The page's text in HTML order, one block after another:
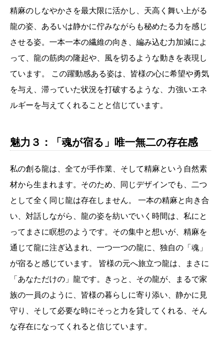
精麻のしなやかさを最大限に活かし、天高く舞い上がる
龍の姿、あるいは静かに佇みながらも秘めたる力を感じ
させる姿。一本一本の繊維の向き、編み込む力加減によ
って、龍の筋肉の隆起や、風を切るような動きを表現し
ています。 この躍動感ある姿は、皆様の心に希望や勇気
を与え、滞っていた状況を打破するような、力強いエネ
ルギーを与えてくれることと信じています。
魅力３：「魂が宿る」唯一無二の存在感
私の創る龍は、全てが手作業、そして精麻という自然素
材から生まれます。そのため、同じデザインでも、二つ
として全く同じ龍は存在しません。 一本の精麻と向き合
い、対話しながら、龍の姿を紡いでいく時間は、私にと
ってまさに瞑想のようです。その集中と想いが、精麻を
通じて龍に注ぎ込まれ、一つ一つの龍に、独自の「魂」
が宿ると感じています。 皆様の元へ旅立つ龍は、まさに
「あなただけの」龍です。きっと、その龍が、まるで家
族の一員のように、皆様の暮らしに寄り添い、静かに見
守り、そして必要な時にそっと力を貸してくれる、そん
な存在になってくれると信じています。